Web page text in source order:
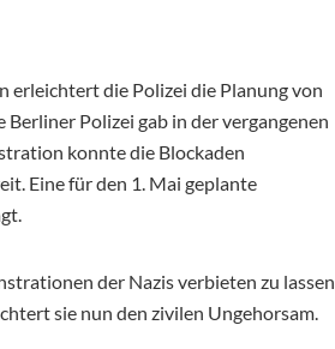
die Polizei die Planung von
Berliner Polizei gab in der vergangenen
konnte die Blockaden
Eine für den 1. Mai geplante
der Nazis verbieten zu lassen.
sie nun den zivilen Ungehorsam.